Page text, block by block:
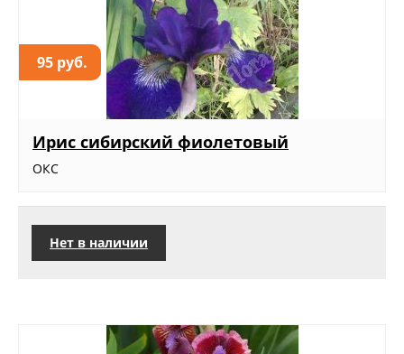
95 руб.
Ирис сибирский фиолетовый
ОКС
Нет в наличии